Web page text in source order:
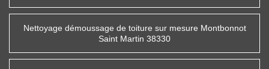
Nettoyage démoussage de toiture sur mesure Montbonnot
Saint Martin 38330